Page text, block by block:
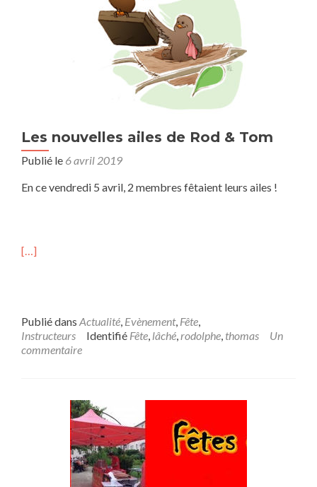
u
s
n
e
a
n
g
Les nouvelles ailes de Rod & Tom
Publié le 6 avril 2019
En ce vendredi 5 avril, 2 membres fêtaient leurs ailes !
[…]
Publié dans Actualité, Evènement, Fête,
Instructeurs
Identifié Fête, lâché,rodolphe, thomas
Un
commentaire